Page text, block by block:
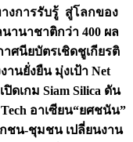
งการรับรู้ สู่โลกของ
านาชาติกว่า 400 ผล
ศนียบัตรเชิดชูเกียรติ
นยั่งยืน มุ่งเป้า Net
ดเกม Siam Silica ดัน
อาเซียน“ยศชนัน”
กชน-ชุมชน เปลี่ยนงาน